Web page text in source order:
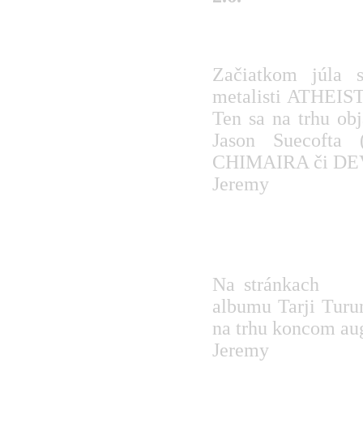
Začiatkom júla
metalisti
Ten sa na trhu
Jason Suecofta
CHIMAIRA či
Jeremy
Na stránkach
albumu Tarji
na trhu koncom
Jeremy